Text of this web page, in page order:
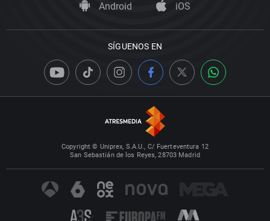
Android iOS
SÍGUENOS EN
Copyright © Uniprex, S.A.U., C/ Fuerteventura 12
San Sebastián de los Reyes, 28703 Madrid